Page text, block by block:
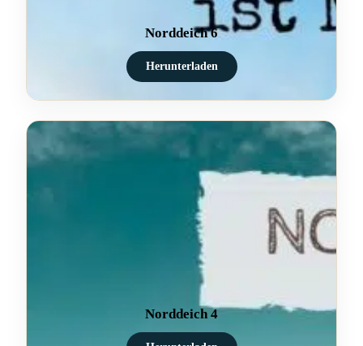
Norddeich 6
Herunterladen
Norddeich 4